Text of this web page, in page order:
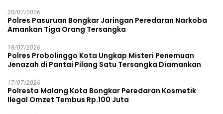
20/07/2026
Polres Pasuruan Bongkar Jaringan Peredaran Narkoba
Amankan Tiga Orang Tersangka
18/07/2026
Polres Probolinggo Kota Ungkap Misteri Penemuan
Jenazah di Pantai Pilang Satu Tersangka Diamankan
17/07/2026
Polresta Malang Kota Bongkar Peredaran Kosmetik
Ilegal Omzet Tembus Rp.100 Juta